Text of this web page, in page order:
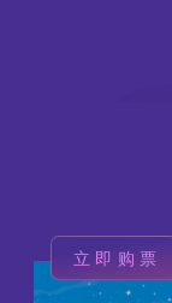
立即购票
图